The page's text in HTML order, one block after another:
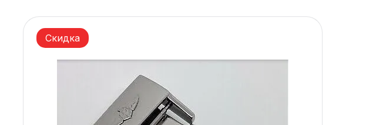
Новосибирск
Архангельск
Иркутск
Владивосток
Скидка